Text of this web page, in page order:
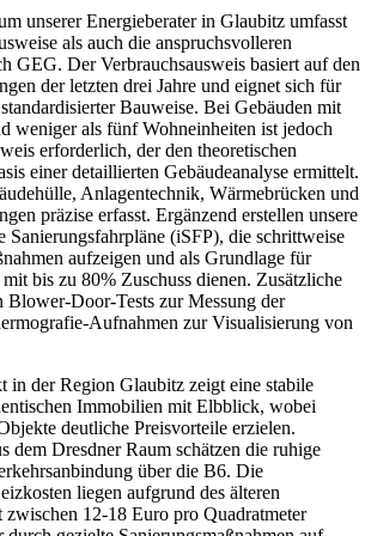
unserer Energieberater in Glaubitz umfasst
als auch die anspruchsvolleren
GEG. Der Verbrauchsausweis basiert auf den
der letzten drei Jahre und eignet sich für
Bauweise. Bei Gebäuden mit
weniger als fünf Wohneinheiten ist jedoch
erforderlich, der den theoretischen
einer detaillierten Gebäudeanalyse ermittelt.
Anlagentechnik, Wärmebrücken und
präzise erfasst. Ergänzend erstellen unsere
Sanierungsfahrpläne (iSFP), die schrittweise
aufzeigen und als Grundlage für
bis zu 80% Zuschuss dienen. Zusätzliche
Blower-Door-Tests zur Messung der
Aufnahmen zur Visualisierung von
in der Region Glaubitz zeigt eine stabile
Immobilien mit Elbblick, wobei
deutliche Preisvorteile erzielen.
dem Dresdner Raum schätzen die ruhige
über die B6. Die
liegen aufgrund des älteren
zwischen 12-18 Euro pro Quadratmeter